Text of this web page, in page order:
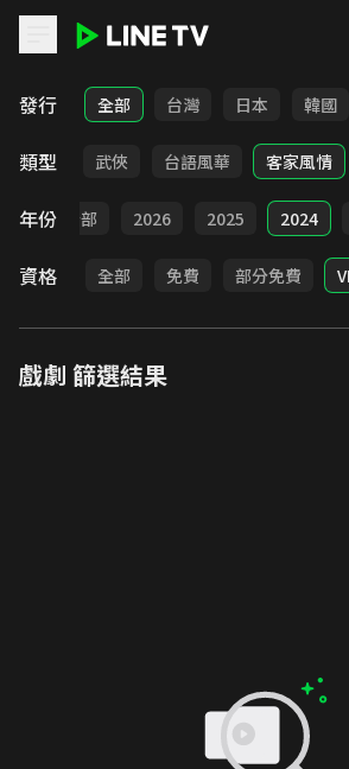
LINE TV - 戲劇
發行 全部 台灣 日本 韓國
類型
時代 武俠 台語風華 客家風情
年份 全部 2026 2025 2024
資格 全部 免費 部分免費
戲劇 篩選結果